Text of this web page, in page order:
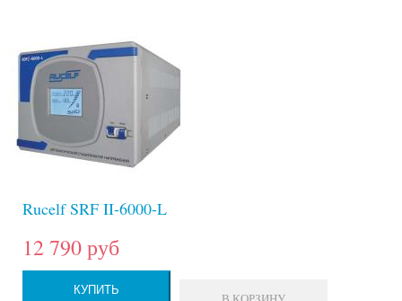
Rucelf SRF II-6000-L
12 790 руб
КУПИТЬ